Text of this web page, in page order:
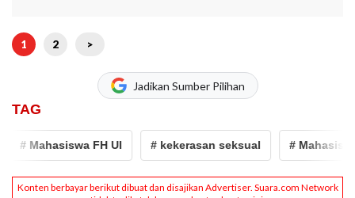
1 2 >
Jadikan Sumber Pilihan
TAG
# Mahasiswa FH UI # kekerasan seksual # Mahasiswa